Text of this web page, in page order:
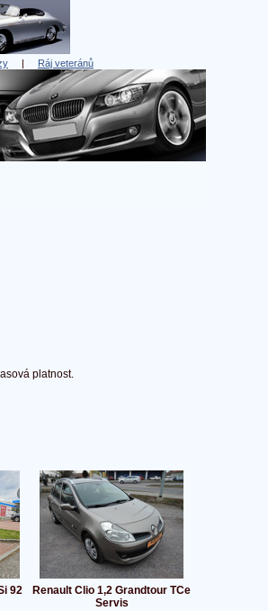
| Ráj veteránů
platnost.
92
Renault Clio 1,2 Grandtour TCe
Servis